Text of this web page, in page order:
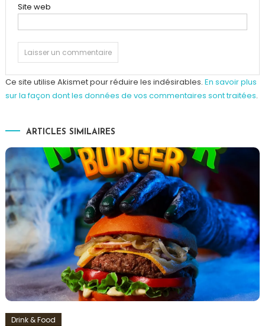
Site web
Ce site utilise Akismet pour réduire les indésirables. En savoir plus
sur la façon dont les données de vos commentaires sont traitées.
ARTICLES SIMILAIRES
Drink & Food